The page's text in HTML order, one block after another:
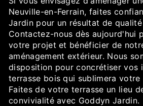
Neuville-en-Ferrain, faites
Jardin pour un résultat de
Contactez-nous dès aujourd'hui
votre projet et bénéficier de
aménagement extérieur. Nous
disposition pour concrétiser vos
terrasse bois qui sublimera votre
Faites de votre terrasse un lieu
convivialité avec Goddyn Jardin.